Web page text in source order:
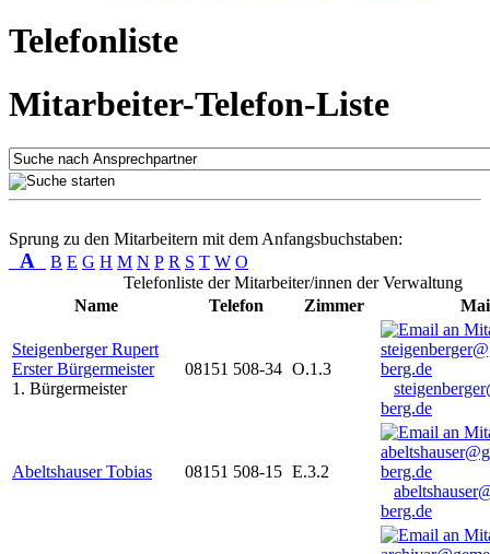
Telefonliste
Mitarbeiter-Telefon-Liste
Sprung zu den Mitarbeitern mit dem Anfangsbuchstaben:
A B E G H M N P R S T W O
Telefonliste der Mitarbeiter/innen der Verwaltung
Name
Telefon Zimmer
Steigenberger Rupert
Erster Bürgermeister
1. Bürgermeister
08151 508-34 O.1.3
berg.de
Abeltshauser Tobias 08151 508-15 E.3.2
berg.de